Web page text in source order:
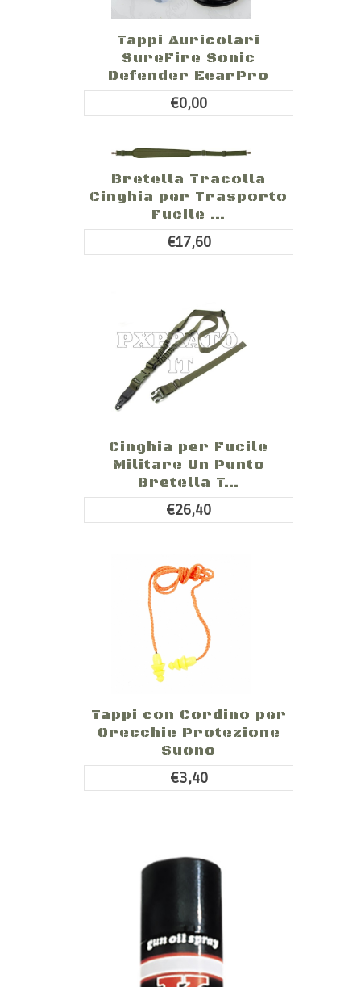
Tappi Auricolari
SureFire Sonic
Defender EearPro
€0,00
Bretella Tracolla
Cinghia per Trasporto
Fucile ...
€17,60
Cinghia per Fucile
Militare Un Punto
Bretella T...
€26,40
Tappi con Cordino per
Orecchie Protezione
Suono
€3,40